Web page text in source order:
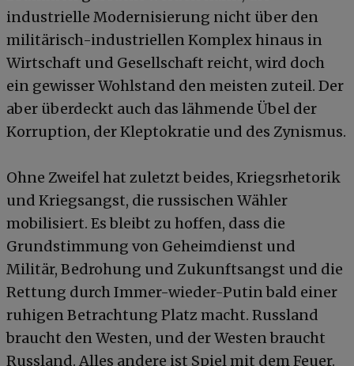
industrielle Modernisierung nicht über den
militärisch-industriellen Komplex hinaus in
Wirtschaft und Gesellschaft reicht, wird doch
ein gewisser Wohlstand den meisten zuteil. Der
aber überdeckt auch das lähmende Übel der
Korruption, der Kleptokratie und des Zynismus.
Ohne Zweifel hat zuletzt beides, Kriegsrhetorik
und Kriegsangst, die russischen Wähler
mobilisiert. Es bleibt zu hoffen, dass die
Grundstimmung von Geheimdienst und
Militär, Bedrohung und Zukunftsangst und die
Rettung durch Immer-wieder-Putin bald einer
ruhigen Betrachtung Platz macht. Russland
braucht den Westen, und der Westen braucht
Russland. Alles andere ist Spiel mit dem Feuer.